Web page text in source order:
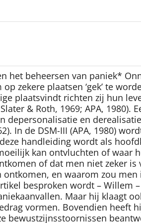
het beheersen van paniek*
zekere plaatsen ‘gek’ te
plaatsvindt richten zij hun
& Roth, 1969; APA, 1980).
en
In de DSM-III (APA, 1980)
handleiding wordt als
kan ontvluchten of waar
of dat men niet zeker
en waarom zou
besproken wordt – Willem
Maar hij klaagt
vormen. Bovendien heeft
bewustzijnsstoornissen